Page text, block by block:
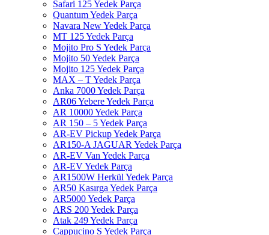
Safari 125 Yedek Parça
Quantum Yedek Parça
Navara New Yedek Parça
MT 125 Yedek Parça
Mojito Pro S Yedek Parça
Mojito 50 Yedek Parça
Mojito 125 Yedek Parça
MAX – T Yedek Parça
Anka 7000 Yedek Parça
AR06 Yebere Yedek Parça
AR 10000 Yedek Parça
AR 150 – 5 Yedek Parça
AR-EV Pickup Yedek Parça
AR150-A JAGUAR Yedek Parça
AR-EV Van Yedek Parça
AR-EV Yedek Parça
AR1500W Herkül Yedek Parça
AR50 Kasırga Yedek Parça
AR5000 Yedek Parça
ARS 200 Yedek Parça
Atak 249 Yedek Parça
Cappucino S Yedek Parça